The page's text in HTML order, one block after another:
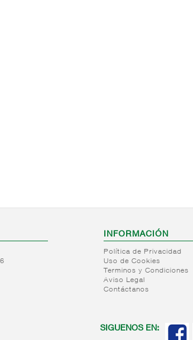
INFORMACIÓN
Política de Privacidad
Uso de Cookies
Terminos y Condiciones
Aviso Legal
Contáctanos
SIGUENOS EN: